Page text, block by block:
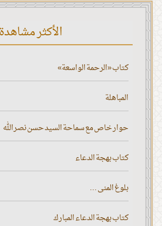
الأكثر مشاهدة
كتاب «الرحمة الواسعة»
المباهلة
حوار خاص مع سماحة السيد حسن نصر الله
كتاب بهجة الدعاء
بلوغ المنى ...
كتاب بهجة الدعاء المبارك